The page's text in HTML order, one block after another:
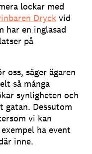
lockar med
Dryck vid
har en inglasad
på
oss, säger ägaren
så många
synligheten och
gatan. Dessutom
vi kan
ha event
inne.